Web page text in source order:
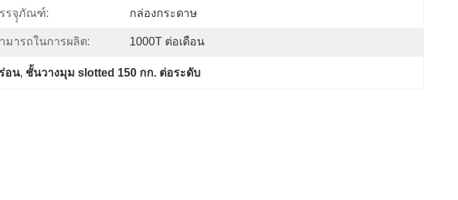
รจุุภัณฑ์: กล่องกระดาษ
มารถในการผลิต: 1000T ต่อเดือน
อน, ชั้นวางมุม slotted 150 กก. ต่อระดับ